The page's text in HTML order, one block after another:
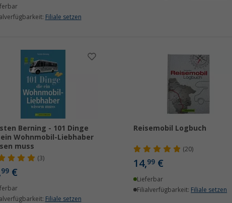
Filiale setzen
Berning - 101 Dinge
Wohnmobil-Liebhaber
muss
(3)
99 €
Filiale setzen
Reisemobil Logbuch
(20)
14,99€
Lieferbar
Filialverfügbarkeit: Filiale setzen